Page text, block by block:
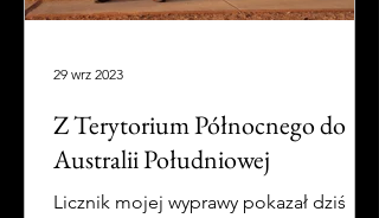
Z Terytorium Północnego do
Australii Południowej
Licznik mojej wyprawy pokazał dziś
29 wrz 2023